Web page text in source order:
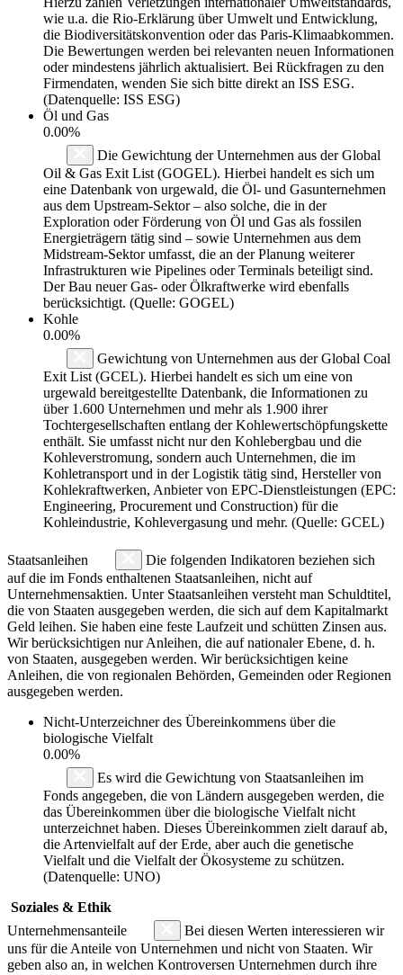
wie u.a. die Rio-Erklärung über Umwelt und Entwicklung,
die Biodiversitätskonvention oder das Paris-Klimaabkommen.
Die Bewertungen werden bei relevanten neuen Informationen
oder mindestens jährlich aktualisiert. Bei Rückfragen zu den
Firmendaten, wenden Sie sich bitte direkt an ISS ESG.
(Datenquelle: ISS ESG)
Öl und Gas
0.00%
Die Gewichtung der Unternehmen aus der Global
Oil & Gas Exit List (GOGEL). Hierbei handelt es sich um
eine Datenbank von urgewald, die Öl- und Gasunternehmen
aus dem Upstream-Sektor – also solche, die in der
Exploration oder Förderung von Öl und Gas als fossilen
Energieträgern tätig sind – sowie Unternehmen aus dem
Midstream-Sektor umfasst, die an der Planung weiterer
Infrastrukturen wie Pipelines oder Terminals beteiligt sind.
Der Bau neuer Gas- oder Ölkraftwerke wird ebenfalls
berücksichtigt. (Quelle: GOGEL)
Kohle
0.00%
Gewichtung von Unternehmen aus der Global Coal
Exit List (GCEL). Hierbei handelt es sich um eine von
urgewald bereitgestellte Datenbank, die Informationen zu
über 1.600 Unternehmen und mehr als 1.900 ihrer
Tochtergesellschaften entlang der Kohlewertschöpfungskette
enthält. Sie umfasst nicht nur den Kohlebergbau und die
Kohleverstromung, sondern auch Unternehmen, die im
Kohletransport und in der Logistik tätig sind, Hersteller von
Kohlekraftwerken, Anbieter von EPC-Dienstleistungen (EPC:
Engineering, Procurement und Construction) für die
Kohleindustrie, Kohlevergasung und mehr. (Quelle: GCEL)
Staatsanleihen
Die folgenden Indikatoren beziehen sich
auf die im Fonds enthaltenen Staatsanleihen, nicht auf
Unternehmensaktien. Unter Staatsanleihen versteht man Schuldtitel,
die von Staaten ausgegeben werden, die sich auf dem Kapitalmarkt
Geld leihen. Sie haben eine feste Laufzeit und schütten Zinsen aus.
Wir berücksichtigen nur Anleihen, die auf nationaler Ebene, d. h.
von Staaten, ausgegeben werden. Wir berücksichtigen keine
Anleihen, die von regionalen Behörden, Gemeinden oder Regionen
ausgegeben werden.
Nicht-Unterzeichner des Übereinkommens über die
biologische Vielfalt
0.00%
Es wird die Gewichtung von Staatsanleihen im
Fonds angegeben, die von Ländern ausgegeben werden, die
das Übereinkommen über die biologische Vielfalt nicht
unterzeichnet haben. Dieses Übereinkommen zielt darauf ab,
die Artenvielfalt auf der Erde, aber auch die genetische
Vielfalt und die Vielfalt der Ökosysteme zu schützen.
(Datenquelle: UNO)
Soziales & Ethik
Unternehmensanteile
Bei diesen Werten interessieren wir
uns für die Anteile von Unternehmen und nicht von Staaten. Wir
geben also an, in welchen Kontroversen Unternehmen durch ihre